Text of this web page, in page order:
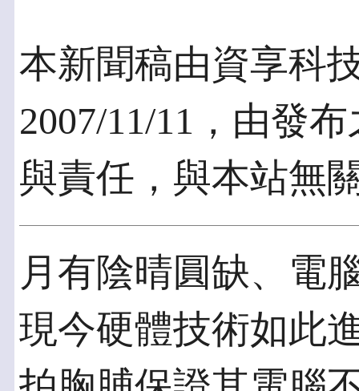
本新聞稿由資享科
2007/11/11，由發
與責任，與本站無
月有陰晴圓缺、電
現今硬體技術如此